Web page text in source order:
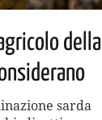
della
sarda